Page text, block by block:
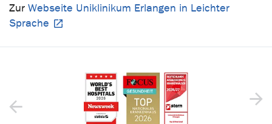
Zur Webseite Uniklinikum Erlangen in Leichter
Sprache